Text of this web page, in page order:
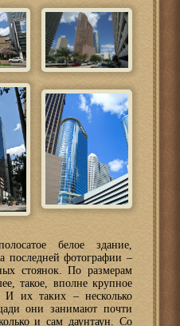
белое здание,
последней фотографии –
стоянок. По размерам
такое, вполне крупное
И их таких – несколько
они занимают почти
и сам даунтаун. Со